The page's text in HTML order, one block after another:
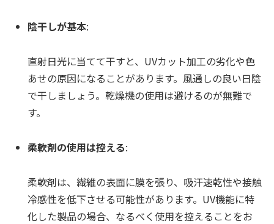
陰干しが基本:
直射日光に当てて干すと、UVカット加工の劣化や色
あせの原因になることがあります。風通しの良い日陰
で干しましょう。乾燥機の使用は避けるのが無難で
す。
柔軟剤の使用は控える:
柔軟剤は、繊維の表面に膜を張り、吸汗速乾性や接触
冷感性を低下させる可能性があります。UV機能に特
化した製品の場合、なるべく使用を控えることをお